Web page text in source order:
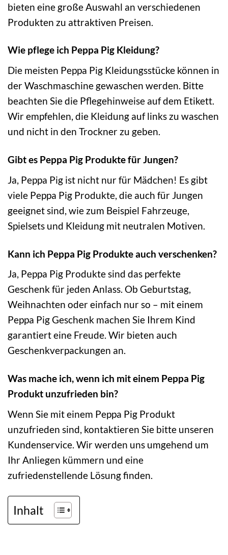
bieten eine große Auswahl an verschiedenen
Produkten zu attraktiven Preisen.
Wie pflege ich Peppa Pig Kleidung?
Die meisten Peppa Pig Kleidungsstücke können in
der Waschmaschine gewaschen werden. Bitte
beachten Sie die Pflegehinweise auf dem Etikett.
Wir empfehlen, die Kleidung auf links zu waschen
und nicht in den Trockner zu geben.
Gibt es Peppa Pig Produkte für Jungen?
Ja, Peppa Pig ist nicht nur für Mädchen! Es gibt
viele Peppa Pig Produkte, die auch für Jungen
geeignet sind, wie zum Beispiel Fahrzeuge,
Spielsets und Kleidung mit neutralen Motiven.
Kann ich Peppa Pig Produkte auch verschenken?
Ja, Peppa Pig Produkte sind das perfekte
Geschenk für jeden Anlass. Ob Geburtstag,
Weihnachten oder einfach nur so – mit einem
Peppa Pig Geschenk machen Sie Ihrem Kind
garantiert eine Freude. Wir bieten auch
Geschenkverpackungen an.
Was mache ich, wenn ich mit einem Peppa Pig
Produkt unzufrieden bin?
Wenn Sie mit einem Peppa Pig Produkt
unzufrieden sind, kontaktieren Sie bitte unseren
Kundenservice. Wir werden uns umgehend um
Ihr Anliegen kümmern und eine
zufriedenstellende Lösung finden.
Inhalt